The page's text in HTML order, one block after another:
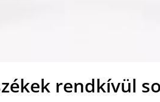
rendkívül